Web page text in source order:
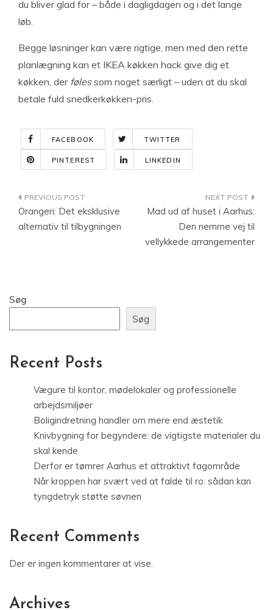
du bliver glad for – både i dagligdagen og i det lange
løb.
Begge løsninger kan være rigtige, men med den rette
planlægning kan et IKEA køkken hack give dig et
køkken, der følessom noget særligt – uden at du skal
betale fuld snedkerkøkken-pris.
FACEBOOK TWITTER
PINTEREST LINKEDIN
Indlægsnavigation
Orangeri: Det eksklusive
alternativ til tilbygningen
Mad ud af huset i Aarhus:
Den nemme vej til
vellykkede arrangementer
Søg
Søg
Recent Posts
Vægure til kontor, mødelokaler og professionelle
arbejdsmiljøer
Boligindretning handler om mere end æstetik
Knivbygning for begyndere: de vigtigste materialer du
skal kende
Derfor er tømrer Aarhus et attraktivt fagområde
Når kroppen har svært ved at falde til ro: sådan kan
tyngdetryk støtte søvnen
Recent Comments
Der er ingen kommentarer at vise.
Archives